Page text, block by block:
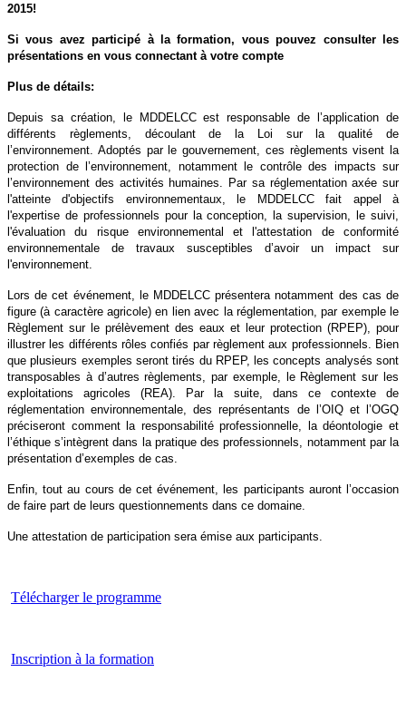
2015!
Si vous avez participé à la formation, vous pouvez consulter les
présentations en vous connectant à votre compte
Plus de détails:
Depuis sa création, le MDDELCC est responsable de l’application de
différents règlements, découlant de la Loi sur la qualité de
l’environnement. Adoptés par le gouvernement, ces règlements visent la
protection de l’environnement, notamment le contrôle des impacts sur
l’environnement des activités humaines. Par sa réglementation axée sur
l'atteinte d'objectifs environnementaux, le MDDELCC fait appel à
l'expertise de professionnels pour la conception, la supervision, le suivi,
l'évaluation du risque environnemental et l'attestation de conformité
environnementale de travaux susceptibles d’avoir un impact sur
l'environnement.
Lors de cet événement, le MDDELCC présentera notamment des cas de
figure (à caractère agricole) en lien avec la réglementation, par exemple le
Règlement sur le prélèvement des eaux et leur protection (RPEP), pour
illustrer les différents rôles confiés par règlement aux professionnels. Bien
que plusieurs exemples seront tirés du RPEP, les concepts analysés sont
transposables à d’autres règlements, par exemple, le Règlement sur les
exploitations agricoles (REA). Par la suite, dans ce contexte de
réglementation environnementale, des représentants de l’OIQ et l’OGQ
préciseront comment la responsabilité professionnelle, la déontologie et
l’éthique s’intègrent dans la pratique des professionnels, notamment par la
présentation d’exemples de cas.
Enfin, tout au cours de cet événement, les participants auront l’occasion
de faire part de leurs questionnements dans ce domaine.
Une attestation de participation sera émise aux participants.
Télécharger le programme
Inscription à la formation